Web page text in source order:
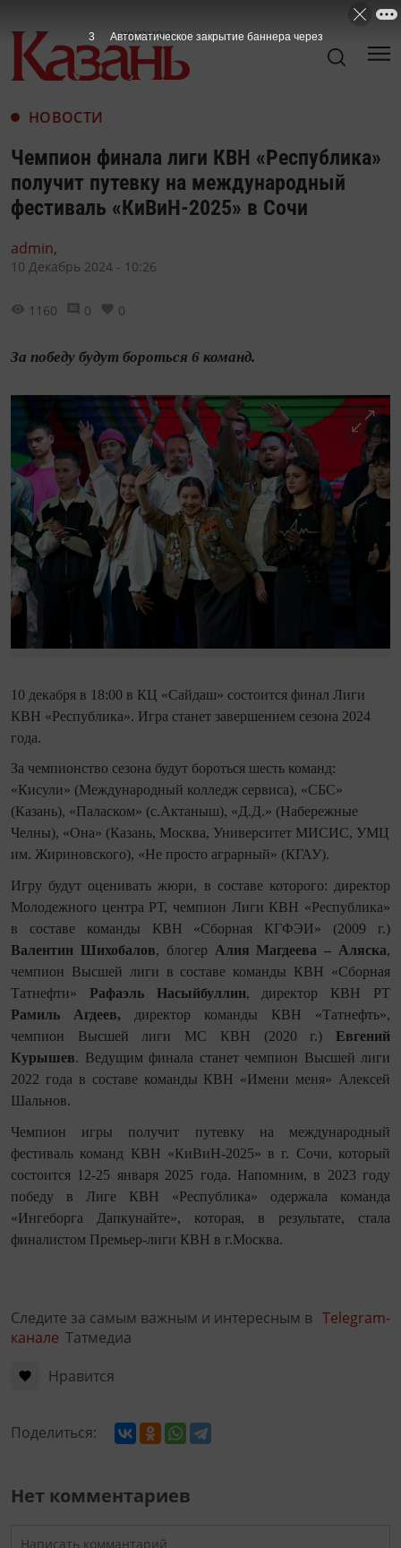
НОВОСТИ
Чемпион финала лиги КВН «Республика»
получит путевку на международный
фестиваль «КиВиН-2025» в Сочи
admin,
10 Декабрь 2024 - 10:26
1160 0 0
За победу будут бороться 6 команд.
10 декабря в 18:00 в КЦ «Сайдаш» состоится финал Лиги
КВН «Республика». Игра станет завершением сезона 2024
года.
За чемпионство сезона будут бороться шесть команд:
«Кисули» (Международный колледж сервиса), «СБС»
(Казань), «Паласком» (с.Актаныш), «Д.Д.» (Набережные
Челны), «Она» (Казань, Москва, Университет МИСИС, УМЦ
им. Жириновского), «Не просто аграрный» (КГАУ).
Игру будут оценивать жюри, в составе которого: директор
Молодежного центра РТ, чемпион Лиги КВН «Республика»
в составе команды КВН «Сборная КГФЭИ» (2009 г.)
Валентин Шихобалов, блогер Алия Магдеева – Аляска,
чемпион Высшей лиги в составе команды КВН «Сборная
Татнефти» Рафаэль Насыйбуллин, директор КВН РТ
Рамиль Агдеев, директор команды КВН «Татнефть»,
чемпион Высшей лиги МС КВН (2020 г.) Евгений
Курышев. Ведущим финала станет чемпион Высшей лиги
2022 года в составе команды КВН «Имени меня» Алексей
Шальнов.
Чемпион игры получит путевку на международный
фестиваль команд КВН «КиВиН-2025» в г. Сочи, который
состоится 12-25 января 2025 года. Напомним, в 2023 году
победу в Лиге КВН «Республика»
одержала команда
«Ингеборга Дапкунайте», которая, в результате, стала
финалистом Премьер-лиги КВН в г.Москва.
Следите за самым важным и интересным в Telegram-
канале Татмедиа
Нравится
Поделиться:
Нет комментариев
2 Автоматическое закрытие баннера через